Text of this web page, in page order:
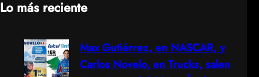
Lo más reciente
Max Gutiérrez, en NASCAR, y
Carlos Novelo, en Trucks, salen